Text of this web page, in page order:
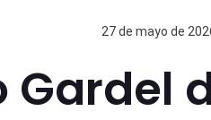
27 de mayo de
Gardel